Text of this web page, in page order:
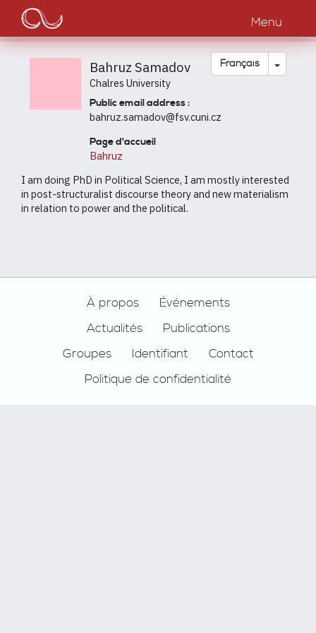
contenu
principal
Main
navigation
Menu
Français Toggle
Bahruz Samadov
Chalres University
Public email address :
bahruz.samadov@fsv.cuni.cz
Page d'accueil
Bahruz
I am doing PhD in Political Science, I am mostly interested
in post-structuralist discourse theory and new materialism
in relation to power and the political.
À propos
Événements
Actualités
Publications
Groupes
Identifiant
Contact
Politique de confidentialité